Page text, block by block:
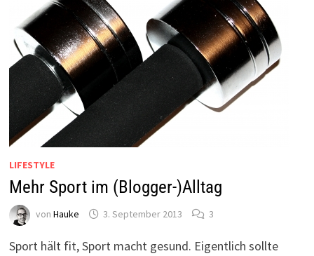
LIFESTYLE
Mehr Sport im (Blogger-)Alltag
von Hauke 3. September 2013 3
Sport hält fit, Sport macht gesund. Eigentlich sollte